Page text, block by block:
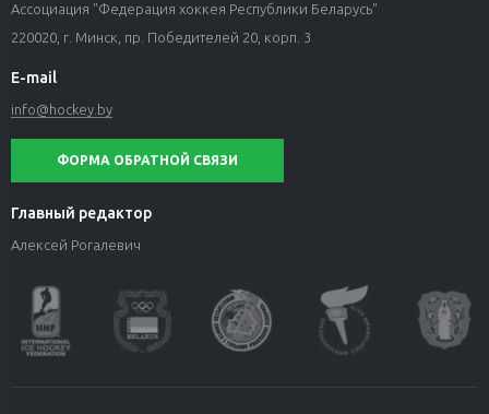
Ассоциация "Федерация хоккея Республики Беларусь"
220020, г. Минск, пр. Победителей 20, корп. 3
E-mail
info@hockey.by
ФОРМА ОБРАТНОЙ СВЯЗИ
Главный редактор
Алексей Рогалевич